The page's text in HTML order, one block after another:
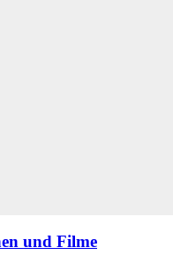
und Filme